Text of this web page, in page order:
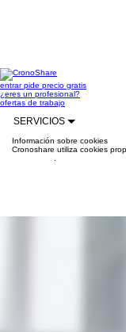
entrarpide precio gratis
¿eres un profesional?
ofertas de trabajo
SERVICIOS
Información sobre cookies
Cronoshare utiliza cookies